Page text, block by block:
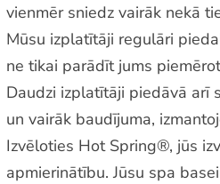
vienmēr sniedz vairāk nekā
Mūsu izplatītāji regulāri
ne tikai parādīt jums
Daudzi izplatītāji piedāvā arī
un vairāk baudījuma,
Izvēloties Hot Spring®, jūs
apmierinātību. Jūsu spa